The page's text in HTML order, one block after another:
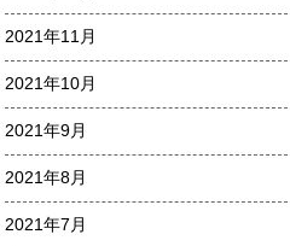
2021年11月
2021年10月
2021年9月
2021年8月
2021年7月